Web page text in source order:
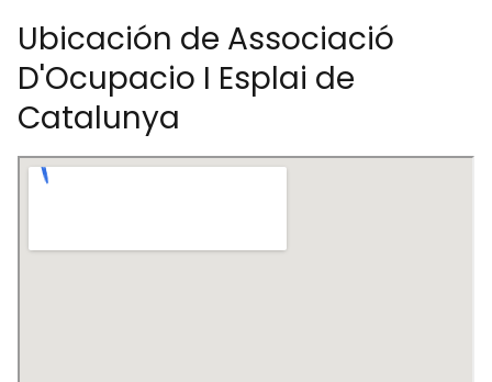
Ubicación de Associació
D'Ocupacio I Esplai de
Catalunya